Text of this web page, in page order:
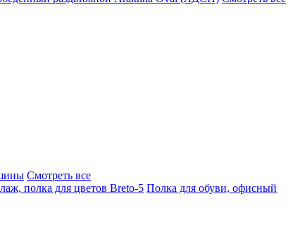
Смотреть все
полка для цветов Breto-5 Полка для обуви, офисный